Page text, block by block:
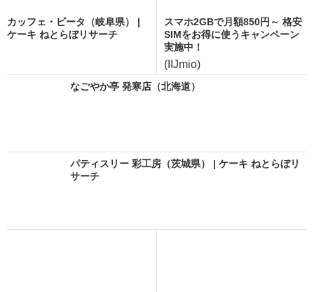
カッフェ・ビータ（岐阜県） |
ケーキ ねとらぼリサーチ
スマホ2GBで月額850円～ 格安
SIMをお得に使うキャンペーン
実施中！
(IIJmio)
なごやか亭 発寒店（北海道）
パティスリー 彩工房（茨城県） | ケーキ ねとらぼリ
サーチ